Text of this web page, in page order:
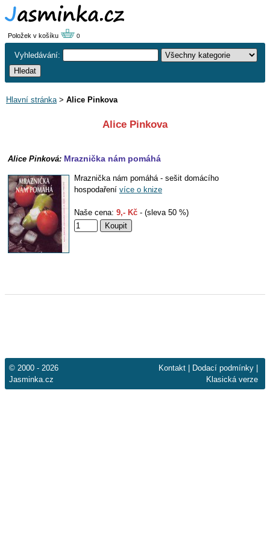
Položek v košíku 0
Vyhledávání:
Hlavní stránka> Alice Pinkova
Alice Pinkova
Alice Pinková: Mraznička nám pomáhá
Mraznička nám pomáhá - sešit domácího
hospodaření více o knize
Naše cena: 9,- Kč - (sleva 50 %)
© 2000 - 2026
Jasminka.cz
Kontakt Dodací podmínky